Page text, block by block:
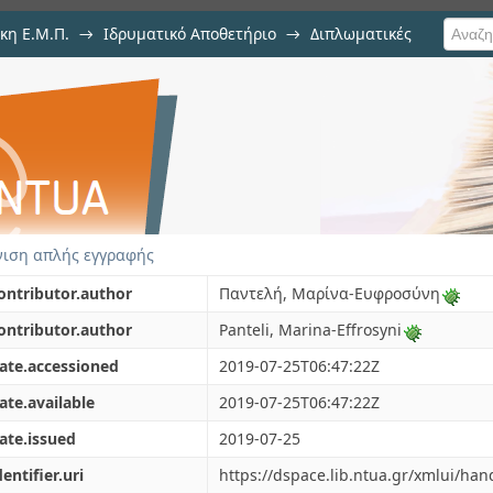
Ε.Μ.Π. → Ιδρυματικό Αποθετήριο → Διπλωματικές
ταυτόχρονης χημικής
συστήματα με έμφαση σε
απλής εγγραφής
Παντελή, Μαρίνα-Ευφροσύνη
Panteli, Marina-Effrosyni
2019-07-25T06:47:22Z
2019-07-25T06:47:22Z
2019-07-25
https://dspace.lib.ntua.gr/xmlui/